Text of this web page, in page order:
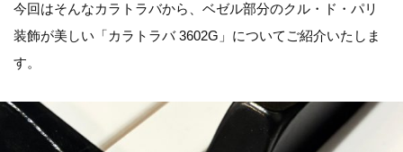
今回はそんなカラトラバから、ベゼル部分のクル・ド・パリ
装飾が美しい「カラトラバ 3602G」についてご紹介いたしま
す。